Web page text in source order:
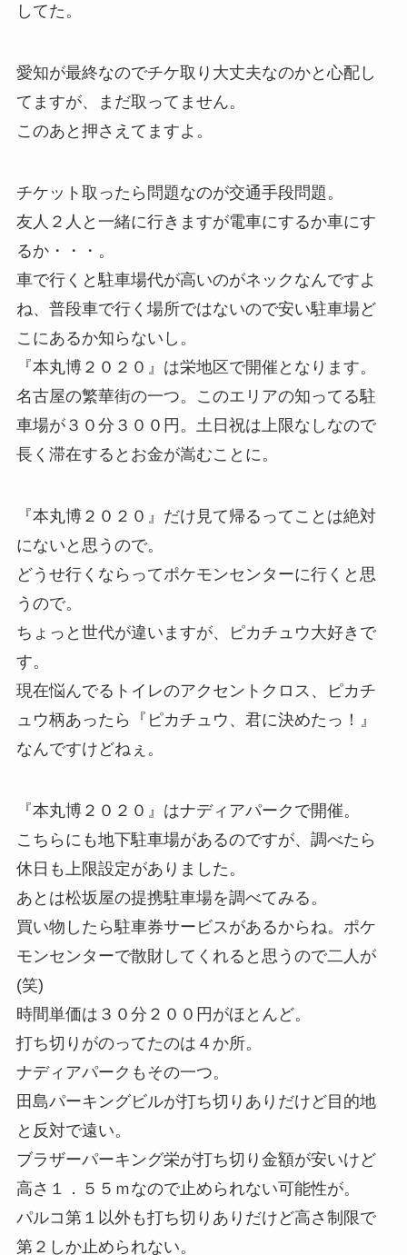
してた。
愛知が最終なのでチケ取り大丈夫なのかと心配し
てますが、まだ取ってません。
このあと押さえてますよ。
チケット取ったら問題なのが交通手段問題。
友人２人と一緒に行きますが電車にするか車にす
るか・・・。
車で行くと駐車場代が高いのがネックなんですよ
ね、普段車で行く場所ではないので安い駐車場ど
こにあるか知らないし。
『本丸博２０２０』は栄地区で開催となります。
名古屋の繁華街の一つ。このエリアの知ってる駐
車場が３０分３００円。土日祝は上限なしなので
長く滞在するとお金が嵩むことに。
『本丸博２０２０』だけ見て帰るってことは絶対
にないと思うので。
どうせ行くならってポケモンセンターに行くと思
うので。
ちょっと世代が違いますが、ピカチュウ大好きで
す。
現在悩んでるトイレのアクセントクロス、ピカチ
ュウ柄あったら『ピカチュウ、君に決めたっ！』
なんですけどねぇ。
『本丸博２０２０』はナディアパークで開催。
こちらにも地下駐車場があるのですが、調べたら
休日も上限設定がありました。
あとは松坂屋の提携駐車場を調べてみる。
買い物したら駐車券サービスがあるからね。ポケ
モンセンターで散財してくれると思うので二人が
(笑)
時間単価は３０分２００円がほとんど。
打ち切りがのってたのは４か所。
ナディアパークもその一つ。
田島パーキングビルが打ち切りありだけど目的地
と反対で遠い。
ブラザーパーキング栄が打ち切り金額が安いけど
高さ１．５５ｍなので止められない可能性が。
パルコ第１以外も打ち切りありだけど高さ制限で
第２しか止められない。